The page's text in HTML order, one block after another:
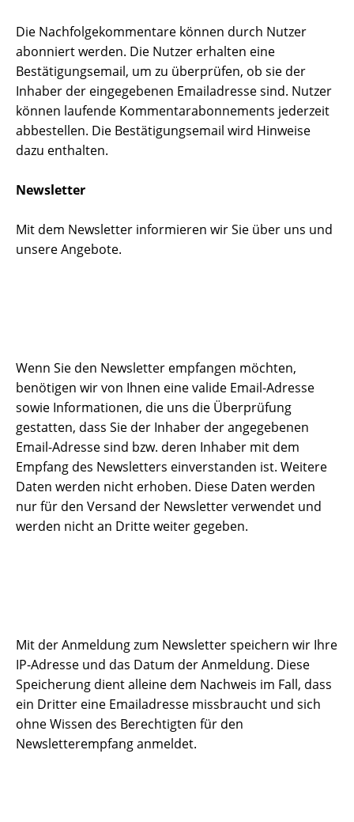
Die Nachfolgekommentare können durch Nutzer
abonniert werden. Die Nutzer erhalten eine
Bestätigungsemail, um zu überprüfen, ob sie der
Inhaber der eingegebenen Emailadresse sind. Nutzer
können laufende Kommentarabonnements jederzeit
abbestellen. Die Bestätigungsemail wird Hinweise
dazu enthalten.
Newsletter
Mit dem Newsletter informieren wir Sie über uns und
unsere Angebote.
Wenn Sie den Newsletter empfangen möchten,
benötigen wir von Ihnen eine valide Email-Adresse
sowie Informationen, die uns die Überprüfung
gestatten, dass Sie der Inhaber der angegebenen
Email-Adresse sind bzw. deren Inhaber mit dem
Empfang des Newsletters einverstanden ist. Weitere
Daten werden nicht erhoben. Diese Daten werden
nur für den Versand der Newsletter verwendet und
werden nicht an Dritte weiter gegeben.
Mit der Anmeldung zum Newsletter speichern wir Ihre
IP-Adresse und das Datum der Anmeldung. Diese
Speicherung dient alleine dem Nachweis im Fall, dass
ein Dritter eine Emailadresse missbraucht und sich
ohne Wissen des Berechtigten für den
Newsletterempfang anmeldet.